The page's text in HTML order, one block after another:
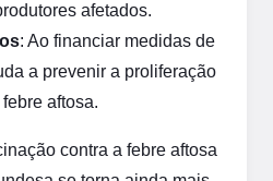
afetados.
: Ao financiar medidas de
a prevenir a proliferação
aftosa.
contra a febre aftosa